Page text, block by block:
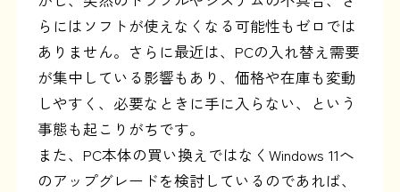
らにはソフトが使えなくなる可能性もゼロでは
ありません。さらに最近は、PCの入れ替え需要
が集中している影響もあり、価格や在庫も変動
しやすく、必要なときに手に入らない、という
事態も起こりがちです。
また、PC本体の買い換えではなくWindows 11へ
のアップグレードを検討しているのであれば、